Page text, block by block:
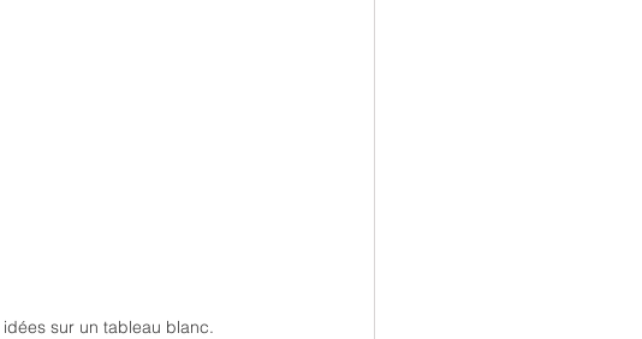
sur un tableau blanc.